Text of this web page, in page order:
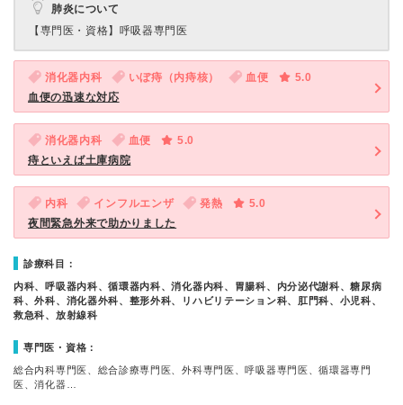
肺炎について
【専門医・資格】 呼吸器専門医
消化器内科 いぼ痔（内痔核） 血便
5.0
血便の迅速な対応
消化器内科 血便
5.0
痔といえば土庫病院
内科 インフルエンザ 発熱
5.0
夜間緊急外来で助かりました
診療科目：
内科、呼吸器内科、循環器内科、消化器内科、胃腸科、内分泌代謝科、糖尿病
科、外科、消化器外科、整形外科、リハビリテーション科、肛門科、小児科、
救急科、放射線科
専門医・資格：
総合内科専門医、総合診療専門医、外科専門医、呼吸器専門医、循環器専門
医、消化器…